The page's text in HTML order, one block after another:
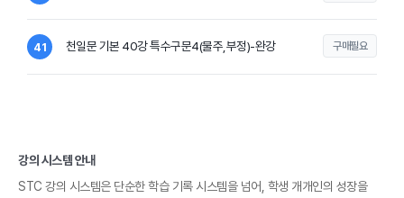
41 천일문 기본 40강 특수구문4(물주,부정)-완강 구매필요
강의 시스템 안내
STC 강의 시스템은 단순한 학습 기록 시스템을 넘어, 학생 개개인의 성장을